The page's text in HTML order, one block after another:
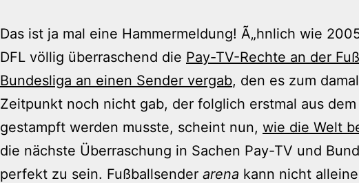
Das ist ja mal eine Hammermeldung! Ã„hnlich wie
DFL völlig überraschend die Pay-TV-Rechte an der
Bundesliga an einen Sender vergab, den es zum
Zeitpunkt noch nicht gab, der folglich erstmal aus dem
gestampft werden musste, scheint nun, wie die Welt
die nächste Überraschung in Sachen Pay-TV und
perfekt zu sein. Fußballsender arena kann nicht